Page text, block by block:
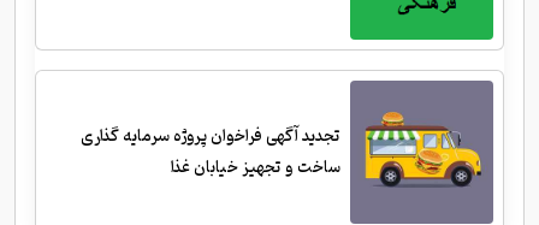
تجدید آگهی فراخوان پروژه سرمایه گذاری
ساخت و تجهیز خیابان غذا